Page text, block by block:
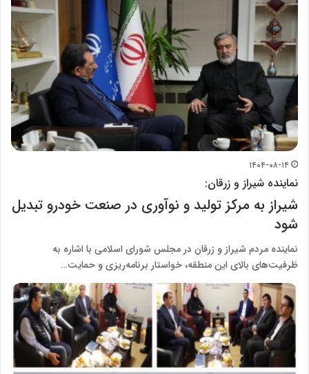
۱۴۰۴-۰۸-۱۴
نماینده شیراز و زرقان:
شیراز به مرکز تولید و نوآوری در صنعت خودرو تبدیل
شود
نماینده مردم شیراز و زرقان در مجلس شورای اسلامی با اشاره به
ظرفیت‌های بالای این منطقه، خواستار برنامه‌ریزی و حمایت…